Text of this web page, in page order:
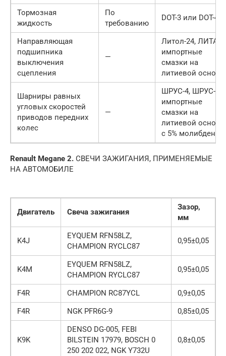
Тормозная
жидкость
По
требованию
DOT-3 или DOT-4
Направляющая
подшипника
выключения
сцепления
—
Литол-24, ЛИТА,
импортные
смазки на
литиевой основе
Шарниры равных
угловых скоростей
приводов передних
колес
—
ШРУС-4, ШРУС-
импортные
смазки на
литиевой основе
с 5% молибдена
Renault Megane 2. СВЕЧИ ЗАЖИГАНИЯ, ПРИМЕНЯЕМЫЕ
НА АВТОМОБИЛЕ
Двигатель Свеча зажигания
Зазор,
мм
K4J
EYQUEM RFN58LZ,
CHAMPION RYCLC87
0,95±0,05
K4M
EYQUEM RFN58LZ,
CHAMPION RYCLC87
0,95±0,05
F4R CHAMPION RC87YCL
0,9±0,05
F4R
NGK PFR6G-9 0,85±0,05
K9K
DENSO DG-005, FEBI
BILSTEIN 17979, BOSCH 0
250 202 022, NGK Y732U
0,8±0,05